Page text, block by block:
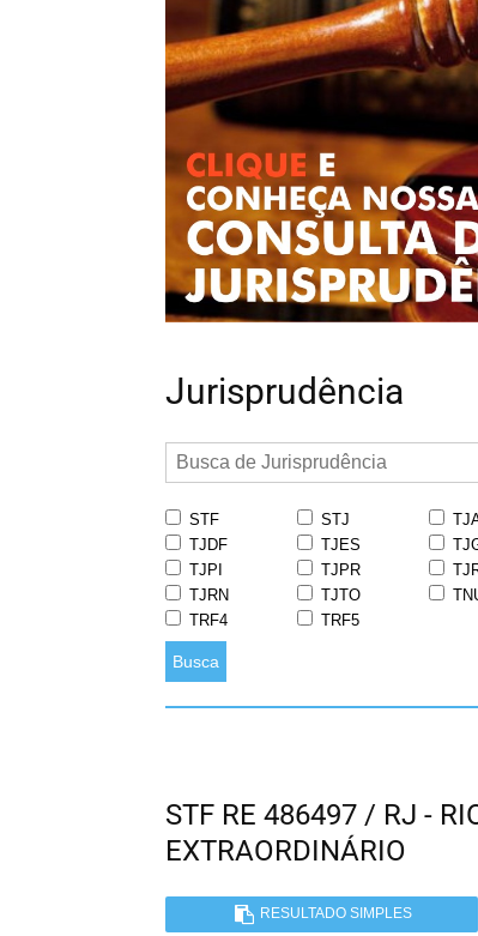
Jurisprudência
STF STJ
TJDF
TJES
TJPI
TJPR
TJRN
TJTO
TRF4
TRF5
Busca
STF RE 486497 / RJ -
EXTRAORDINÁRIO
RESULTADO SIMPLES